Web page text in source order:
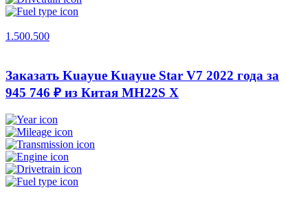
1.500.500
Заказать Kuayue Kuayue Star V7 2022 года за
945 746 ₽ из Китая MH22S X